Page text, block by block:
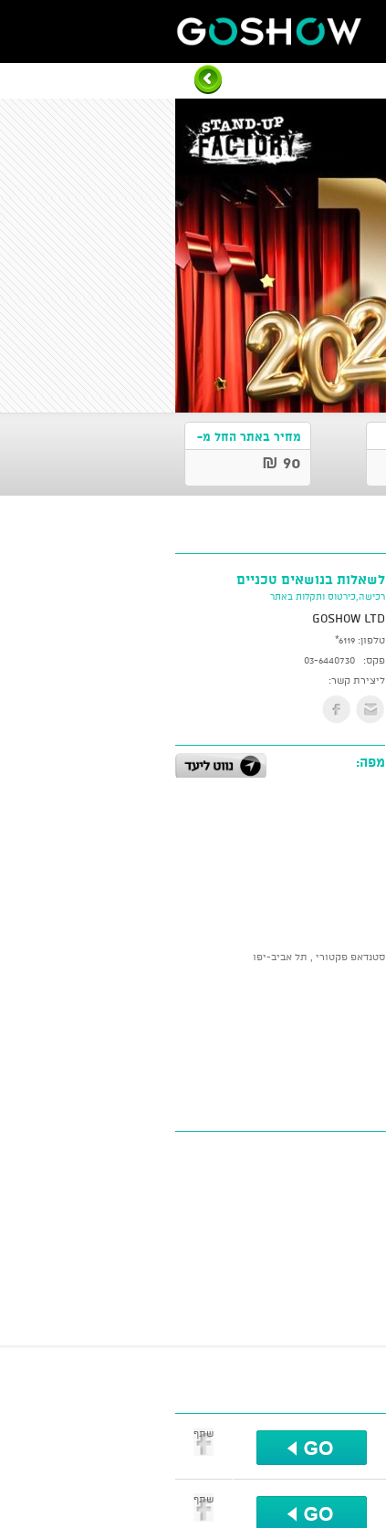
מחיר באתר החל מ-
90 ₪
לשאלות בנושאים טכניים
רכישה,כירטוס ותקלות באתר
GoShow LTD
טלפון: *6119
פקס:
03-6440730
ליצירת קשר:
מפה:
סטנדאפ פקטורי , תל אביב-יפו
שתף
שתף